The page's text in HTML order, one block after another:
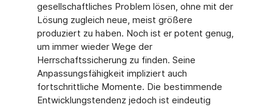
gesellschaftliches Problem lösen, ohne mit der
Lösung zugleich neue, meist größere
produziert zu haben. Noch ist er potent genug,
um immer wieder Wege der
Herrschaftssicherung zu finden. Seine
Anpassungsfähigkeit impliziert auch
fortschrittliche Momente. Die bestimmende
Entwicklungstendenz jedoch ist eindeutig